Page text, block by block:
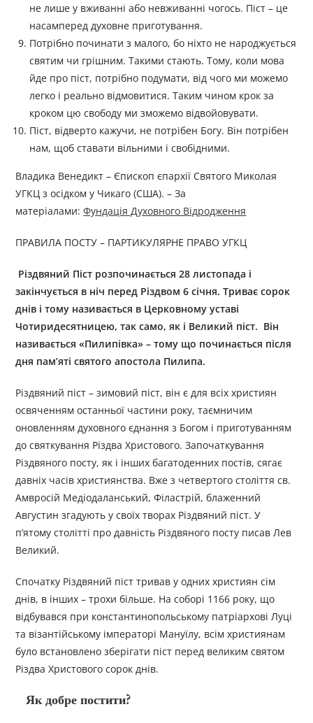
не лише у вживанні або невживанні чогось. Піст – це
насамперед духовне приготування.
Потрібно починати з малого, бо ніхто не народжується
святим чи грішним. Такими стають. Тому, коли мова
йде про піст, потрібно подумати, від чого ми можемо
легко і реально відмовитися. Таким чином крок за
кроком цю свободу ми зможемо відвойовувати.
Піст, відверто кажучи, не потрібен Богу. Він потрібен
нам, щоб ставати вільними і свобідними.
Владика Венедикт – Єпископ єпархії Святого Миколая
УГКЦ з осідком у Чикаго (США). – За
матеріалами:Фундація Духовного Відродження
ПРАВИЛА ПОСТУ – ПАРТИКУЛЯРНЕ ПРАВО УГКЦ
Різдвяний Піст розпочинається 28 листопада і
закінчується в ніч перед Різдвом 6 січня. Триває сорок
днів і тому називається в Церковному уставі
Чотиридесятницею, так само, як і Великий піст. Він
називається «Пилипівка» – тому що починається після
дня пам’яті святого апостола Пилипа.
Різдвяний піст – зимовий піст, він є для всіх християн
освяченням останньої частини року, таємничим
оновленням духовного єднання з Богом і приготуванням
до святкування Різдва Христового. Започаткування
Різдвяного посту, як і інших багатоденних постів, сягає
давніх часів християнства. Вже з четвертого століття св.
Амвросій Медіодаланський, Філастрій, блаженний
Августин згадують у своїх творах Різдвяний піст. У
п’ятому столітті про давність Різдвяного посту писав Лев
Великий.
Спочатку Різдвяний піст тривав у одних християн сім
днів, в інших – трохи більше. На соборі 1166 року, що
відбувався при константинопольському патріархові Луці
та візантійському імператорі Мануїлу, всім християнам
було встановлено зберігати піст перед великим святом
Різдва Христового сорок днів.
Як добре постити?